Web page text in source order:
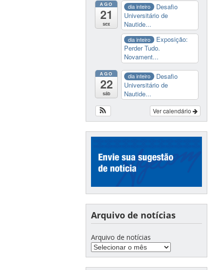
AGO
21
sex
dia inteiro
Desafio
Universitário de
Nautide...
dia inteiro
Exposição:
Perder Tudo.
Novament...
AGO
22
sáb
dia inteiro
Desafio
Universitário de
Nautide...
Ver calendário
Arquivo de notícias
Arquivo de notícias